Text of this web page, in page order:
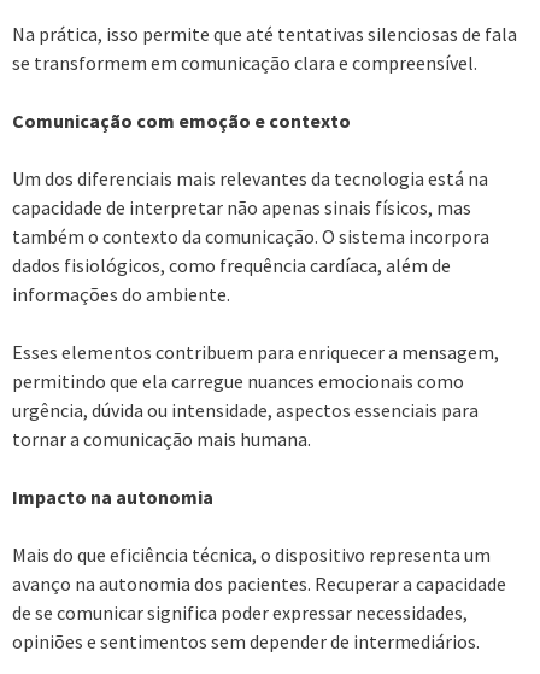
Na prática, isso permite que até tentativas silenciosas de fala
se transformem em comunicação clara e compreensível.
Comunicação com emoção e contexto
Um dos diferenciais mais relevantes da tecnologia está na
capacidade de interpretar não apenas sinais físicos, mas
também o contexto da comunicação. O sistema incorpora
dados fisiológicos, como frequência cardíaca, além de
informações do ambiente.
Esses elementos contribuem para enriquecer a mensagem,
permitindo que ela carregue nuances emocionais como
urgência, dúvida ou intensidade, aspectos essenciais para
tornar a comunicação mais humana.
Impacto na autonomia
Mais do que eficiência técnica, o dispositivo representa um
avanço na autonomia dos pacientes. Recuperar a capacidade
de se comunicar significa poder expressar necessidades,
opiniões e sentimentos sem depender de intermediários.